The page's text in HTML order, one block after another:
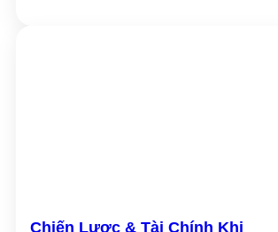
Chiến Lược & Tài Chính Khi